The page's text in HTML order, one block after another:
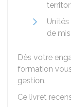
de
Dès votre
formation
gestion.
Ce livret